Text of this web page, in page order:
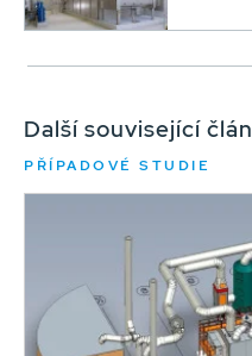
Další související
PŘÍPADOVÉ STUDIE